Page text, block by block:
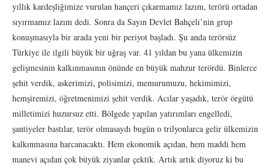
yıllık kardeşliğimize vurulan hançeri çıkarmamız lazım, terörü ortadan
sıyırmamız lazım dedi. Sonra da Sayın Devlet Bahçeli’nin grup
konuşmasıyla bir arada yeni bir periyot başladı. Şu anda terörsüz
Türkiye ile ilgili büyük bir uğraş var. 41 yıldan bu yana ülkemizin
gelişmesinin kalkınmasının önünde en büyük mahzur terördü. Binlerce
şehit verdik, askerimizi, polisimizi, memurumuzu, hekimimizi,
hemşiremizi, öğretmenimizi şehit verdik. Acılar yaşadık, terör örgütü
milletimizi huzursuz etti. Bölgede yapılan yatırımları engelledi,
şantiyeler bastılar, terör olmasaydı bugün o trilyonlarca gelir ülkemizin
kalkınmasına harcanacaktı. Hem ekonomik açıdan, hem maddi hem
manevi açıdan çok büyük ziyanlar çektik. Artık artık diyoruz ki bu